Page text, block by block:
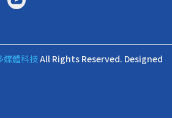
媒體科技All Rights Reserved. Designed